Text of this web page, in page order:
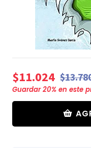
$11.024
Guardar20% en este